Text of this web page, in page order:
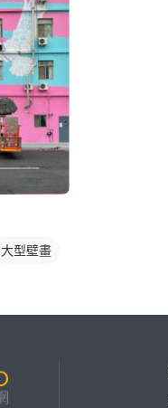
大型壁畫